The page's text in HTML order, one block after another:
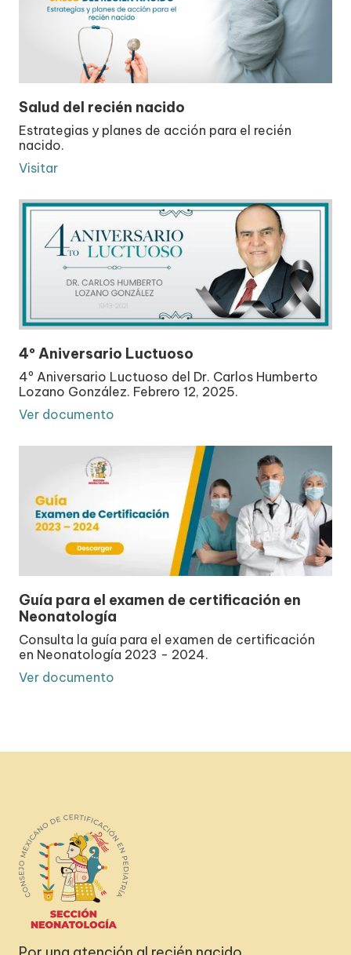
Salud del recién nacido
Estrategias y planes de acción para el recién
nacido.
Visitar
4º Aniversario Luctuoso
4º Aniversario Luctuoso del Dr. Carlos Humberto
Lozano González. Febrero 12, 2025.
Ver documento
Guía para el examen de certificación en
Neonatología
Consulta la guía para el examen de certificación
en Neonatología 2023 - 2024.
Ver documento